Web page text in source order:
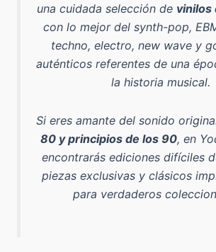
una cuidada selección de vinilos
con lo mejor del synth-pop,
techno, electro, new wave y
auténticos referentes de una
la historia musical.
Si eres amante del sonido
80 y principios de los 90, en
encontrarás ediciones difíciles
piezas exclusivas y clásicos
para verdaderos